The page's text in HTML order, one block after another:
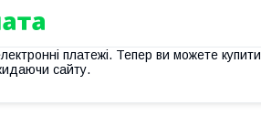
платежі. Тепер ви можете купити
сайту.